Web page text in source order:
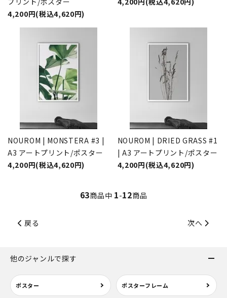
4,200円(税込4,620円)
NOUROM | MONSTERA #3 |
A3 アートプリント/ポスター
4,200円(税込4,620円)
NOUROM | DRIED GRASS #1
| A3 アートプリント/ポスター
4,200円(税込4,620円)
63商品中 1-12商品
戻る 次へ
他のジャンルで探す
ポスター ポスターフレーム